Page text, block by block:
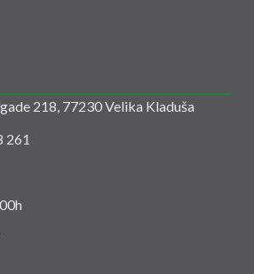
218, 77230 Velika Kladuša
261